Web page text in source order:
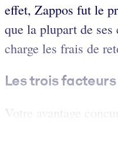
effet, Zappos fut le
que la plupart de ses
charge les frais de
Les trois
Votre avantage